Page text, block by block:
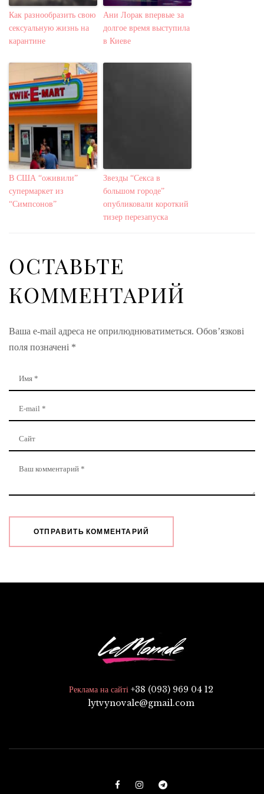
Как разнообразить свою
сексуальную жизнь на
карантине
Ани Лорак впервые за
долгое время выступила
в Киеве
В США “оживили”
супермаркет из
“Симпсонов”
Звезды “Секса в
большом городе”
опубликовали короткий
тизер перезапуска
ОСТАВЬТЕ
КОММЕНТАРИЙ
Ваша e-mail адреса не оприлюднюватиметься. Обов’язкові
поля позначені *
Реклама на сайті +38 (093) 969 04 12
lytvynovale@gmail.com